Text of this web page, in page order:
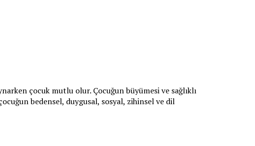
çocuk mutlu olur. Çocuğun büyümesi ve sağlıklı
bedensel, duygusal, sosyal, zihinsel ve dil